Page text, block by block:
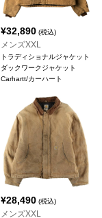
¥32,890 (税込)
メンズXXL
トラディショナルジャケット
ダックワークジャケット
Carhartt/カーハート
¥28,490 (税込)
メンズXXL